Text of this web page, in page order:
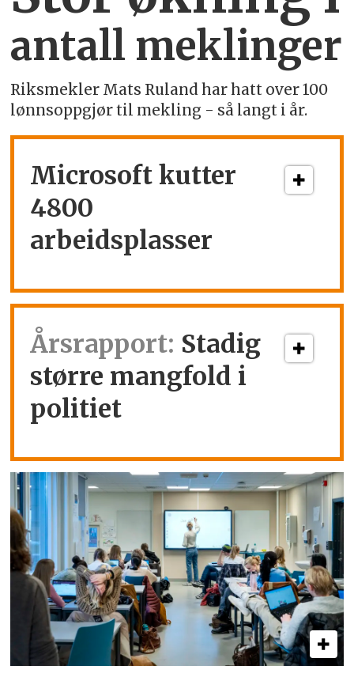
antall meklinger
Riksmekler Mats Ruland har hatt over 100
lønnsoppgjør til mekling - så langt i år.
Microsoft kutter
4800
arbeidsplasser
Årsrapport: Stadig
større mangfold i
politiet